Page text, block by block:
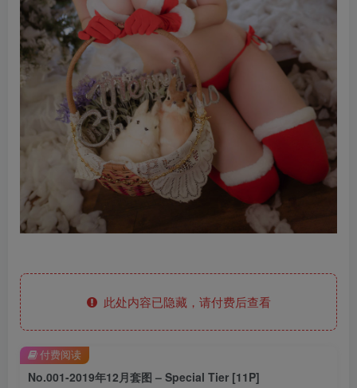
此处内容已隐藏，请付费后查看
No.001-2019年12月套图 – Special Tier [11P]
付费阅读